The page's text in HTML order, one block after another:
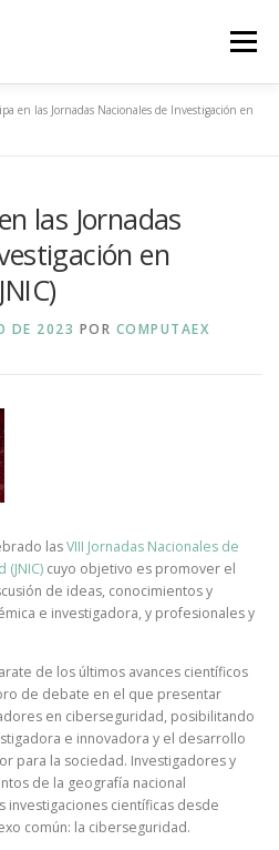
Menú
NOTICIAS
en las Jornadas Nacionales de Investigación en
las Jornadas
en
DE 2023 POR COMPUTAEX
lasVIII Jornadas Nacionales de
cuyo objetivo es promover el
de ideas, conocimientos y
e investigadora, y profesionales y
de los últimos avances científicos
de debate en el que presentar
en ciberseguridad, posibilitando
e innovadora y el desarrollo
para la sociedad. Investigadores y
de la geografía nacional
científicas desde
común: la ciberseguridad.